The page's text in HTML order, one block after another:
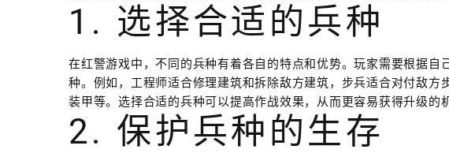
1. 选择合适的兵种
在红警游戏中，不同的兵种有着各自的特点和优势。玩家需要根据自
种。例如，工程师适合修理建筑和拆除敌方建筑，步兵适合对付敌方
装甲等。选择合适的兵种可以提高作战效果，从而更容易获得升级的
2. 保护兵种的生存